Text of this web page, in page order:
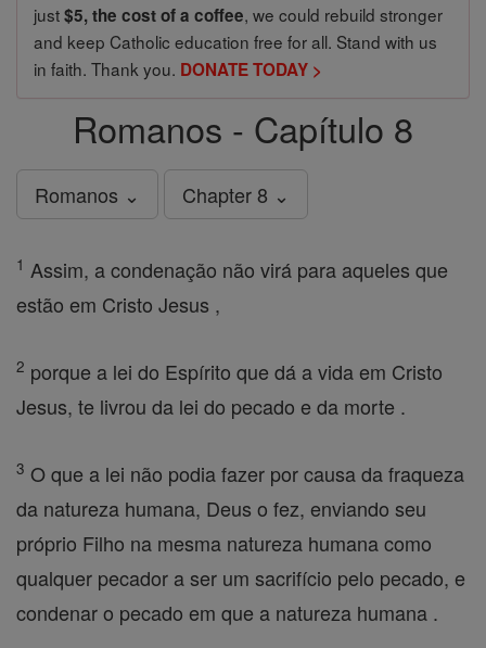
just$5, the cost of a coffee, we could rebuild stronger
and keep Catholic education free for all. Stand with us
in faith. Thank you. DONATE TODAY >
Romanos - Capítulo 8
Romanos ⌄ Chapter 8 ⌄
1 Assim, a condenação não virá para aqueles que
estão em Cristo Jesus ,
2 porque a lei do Espírito que dá a vida em Cristo
Jesus, te livrou da lei do pecado e da morte .
3 O que a lei não podia fazer por causa da fraqueza
da natureza humana, Deus o fez, enviando seu
próprio Filho na mesma natureza humana como
qualquer pecador a ser um sacrifício pelo pecado, e
condenar o pecado em que a natureza humana .